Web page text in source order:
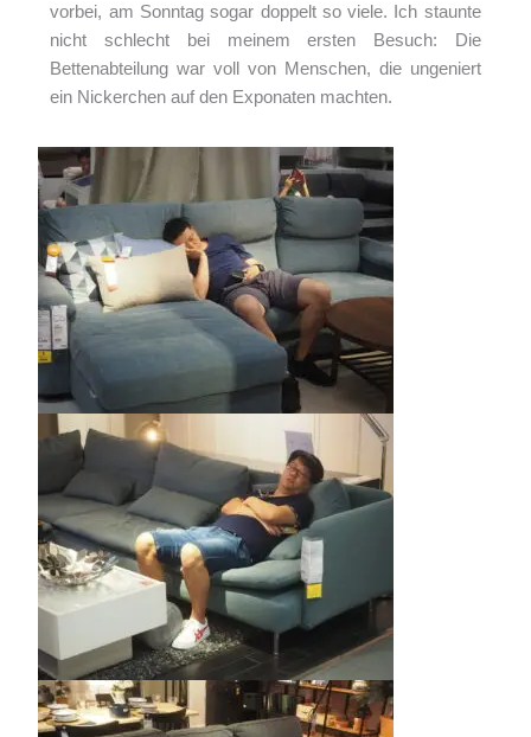
vorbei, am Sonntag sogar doppelt so viele. Ich staunte
nicht schlecht bei meinem ersten Besuch: Die
Bettenabteilung war voll von Menschen, die ungeniert
ein Nickerchen auf den Exponaten machten.